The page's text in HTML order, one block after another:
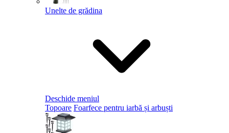
Unelte de grădina
Deschide meniul
Topoare Foarfece pentru iarbă și arbuști